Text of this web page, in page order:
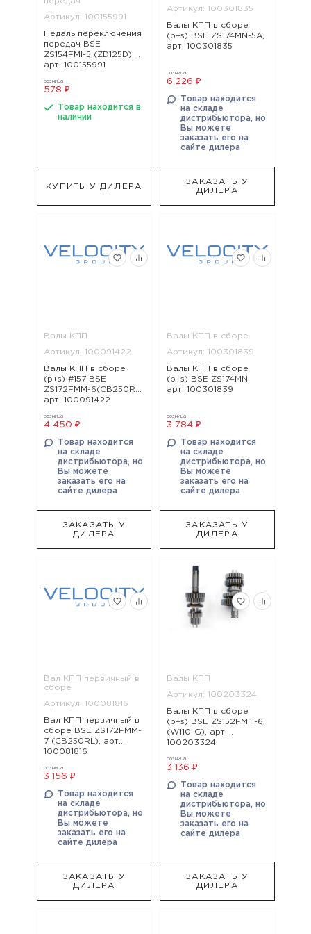
Артикул: 100155991
Педаль переключения
передач BSE
ZS154FMI-5 (ZD125D),
арт. 100155991
розница
578 ₽
Товар находится в
наличии
КУПИТЬ У ДИЛЕРА
Артикул: 100301835
Валы КПП в сборе
(p+s) BSE ZS174MN-5A,
арт. 100301835
розница
6 226 ₽
Товар находится
на складе
дистрибьютора, но
Вы можете
заказать его на
сайте дилера
ЗАКАЗАТЬ У
ДИЛЕРА
Валы КПП
Артикул: 100091422
Валы КПП в сборе
(p+s) #157 BSE
ZS172FMM-6(CB250R),
арт. 100091422
розница
4 450 ₽
Товар находится
на складе
дистрибьютора, но
Вы можете
заказать его на
сайте дилера
ЗАКАЗАТЬ У
ДИЛЕРА
Валы КПП в сборе
Артикул: 100301839
Валы КПП в сборе
(p+s) BSE ZS174MN,
арт. 100301839
розница
3 784 ₽
Товар находится
на складе
дистрибьютора, но
Вы можете
заказать его на
сайте дилера
ЗАКАЗАТЬ У
ДИЛЕРА
Вал КПП первичный в
сборе
Артикул: 100081816
Вал КПП первичный в
сборе BSE ZS172FMM-
7 (CB250RL), арт.
100081816
розница
3 156 ₽
Товар находится
на складе
дистрибьютора, но
Вы можете
заказать его на
сайте дилера
ЗАКАЗАТЬ У
ДИЛЕРА
Валы КПП
Артикул: 100203324
Валы КПП в сборе
(p+s) BSE ZS152FMH-6
(W110-G), арт.
100203324
розница
3 136 ₽
Товар находится
на складе
дистрибьютора, но
Вы можете
заказать его на
сайте дилера
ЗАКАЗАТЬ У
ДИЛЕРА